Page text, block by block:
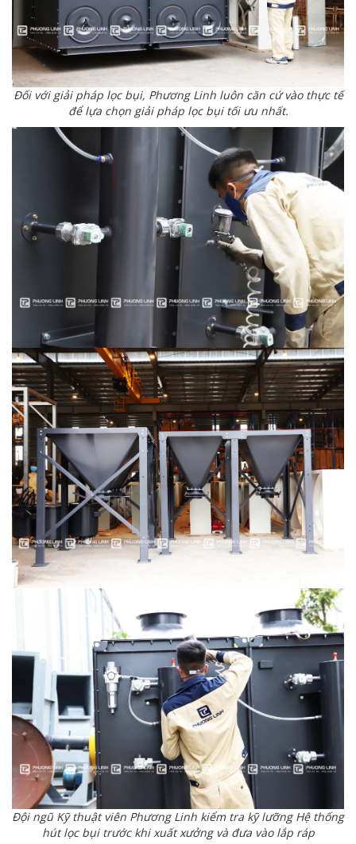
Đối với giải pháp lọc bụi, Phương Linh luôn căn cứ vào thực tế
để lựa chọn giải pháp lọc bụi tối ưu nhất.
Đội ngũ Kỹ thuật viên Phương Linh kiểm tra kỹ lưỡng Hệ thống
hút lọc bụi trước khi xuất xưởng và đưa vào lắp ráp